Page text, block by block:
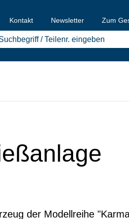
Kontakt Newsletter Zum
der Modellreihe